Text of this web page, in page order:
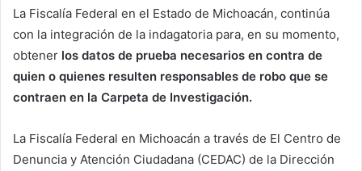
La Fiscalía Federal en el Estado de Michoacán, continúa
con la integración de la indagatoria para, en su momento,
obtener los datos de prueba necesarios en contra de
quien o quienes resulten responsables de robo que se
contraen en la Carpeta de Investigación.
La Fiscalía Federal en Michoacán a través de El Centro de
Denuncia y Atención Ciudadana (CEDAC) de la Dirección